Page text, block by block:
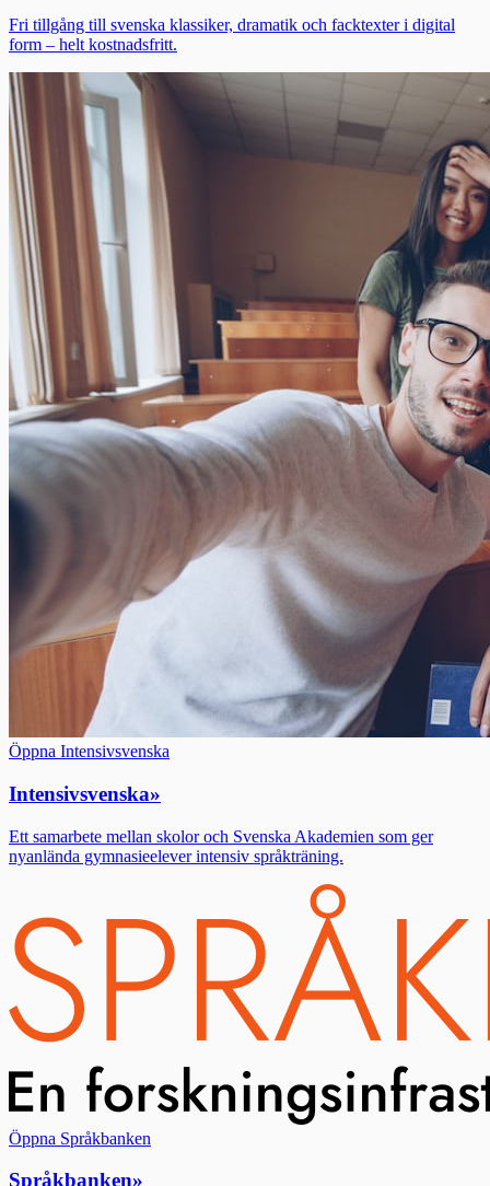
Fri tillgång till svenska klassiker, dramatik och facktexter i digital
form – helt kostnadsfritt.
Öppna Intensivsvenska
Intensivsvenska»
Ett samarbete mellan skolor och Svenska Akademien som ger
nyanlända gymnasieelever intensiv språkträning.
Öppna Språkbanken
Språkbanken»